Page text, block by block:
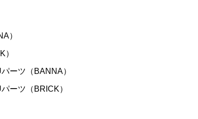
）
ーツ（BANNA）
ーツ（BRICK）